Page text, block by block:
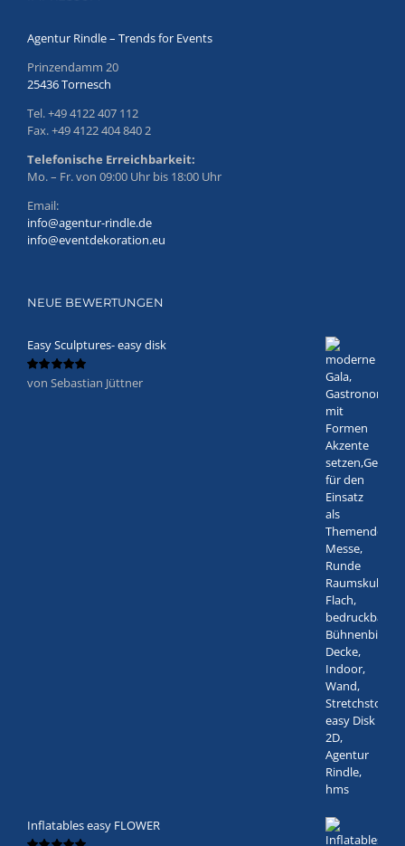
Agentur Rindle – Trends for Events
Prinzendamm 20
25436 Tornesch
Tel. +49 4122 407 112
Fax. +49 4122 404 840 2
Telefonische Erreichbarkeit:
Mo. – Fr. von 09:00 Uhr bis 18:00 Uhr
Email:
info@agentur-rindle.de
info@eventdekoration.eu
NEUE BEWERTUNGEN
Easy Sculptures- easy disk
Bewertet
von Sebastian Jüttner
Inflatables easy FLOWER